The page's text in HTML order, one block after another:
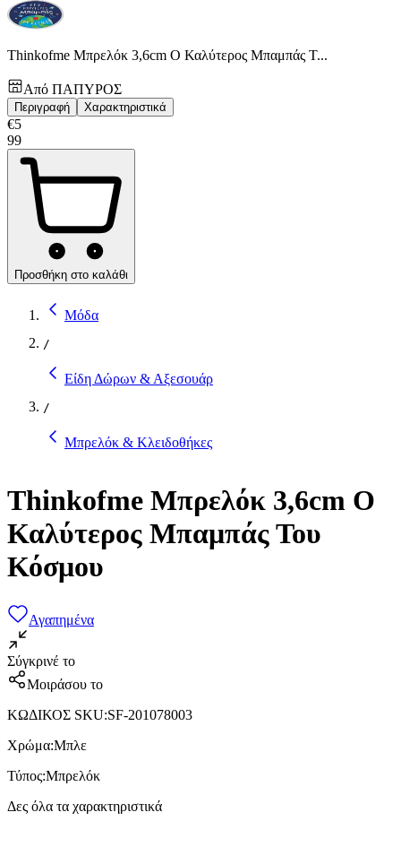
Thinkofme Μπρελόκ 3,6cm Ο Καλύτερος Μπαμπάς Τ...
Από ΠΑΠΥΡΟΣ
Περιγραφή Χαρακτηριστικά
€5
99
Προσθήκη στο καλάθι
Μόδα
/
Είδη Δώρων & Αξεσουάρ
/
Μπρελόκ & Κλειδοθήκες
Thinkofme Μπρελόκ 3,6cm Ο
Καλύτερος Μπαμπάς Του
Κόσμου
Αγαπημένα
Σύγκρινέ το
Μοιράσου το
ΚΩΔΙΚΟΣ SKU:SF-201078003
Χρώμα:Μπλε
Τύπος:Μπρελόκ
Δες όλα τα χαρακτηριστικά